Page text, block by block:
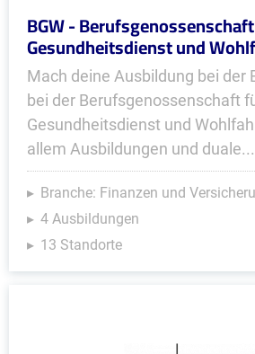
BGW -
Gesundheitsdienst und
Mach deine Ausbildung bei der
bei der Berufsgenossenschaft
Gesundheitsdienst und
allem Ausbildungen und duale...
Branche: Finanzen und
4 Ausbildungen
13 Standorte